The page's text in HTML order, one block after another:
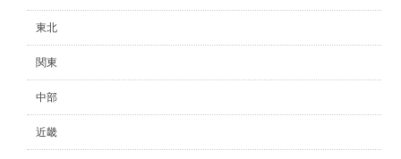
東北
関東
中部
近畿